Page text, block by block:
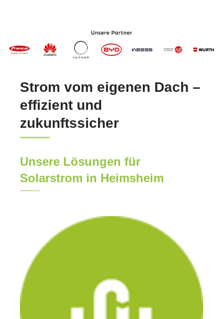
Strom vom eigenen Dach –
effizient und
zukunftssicher
Unsere Lösungen für
Solarstrom in Heimsheim